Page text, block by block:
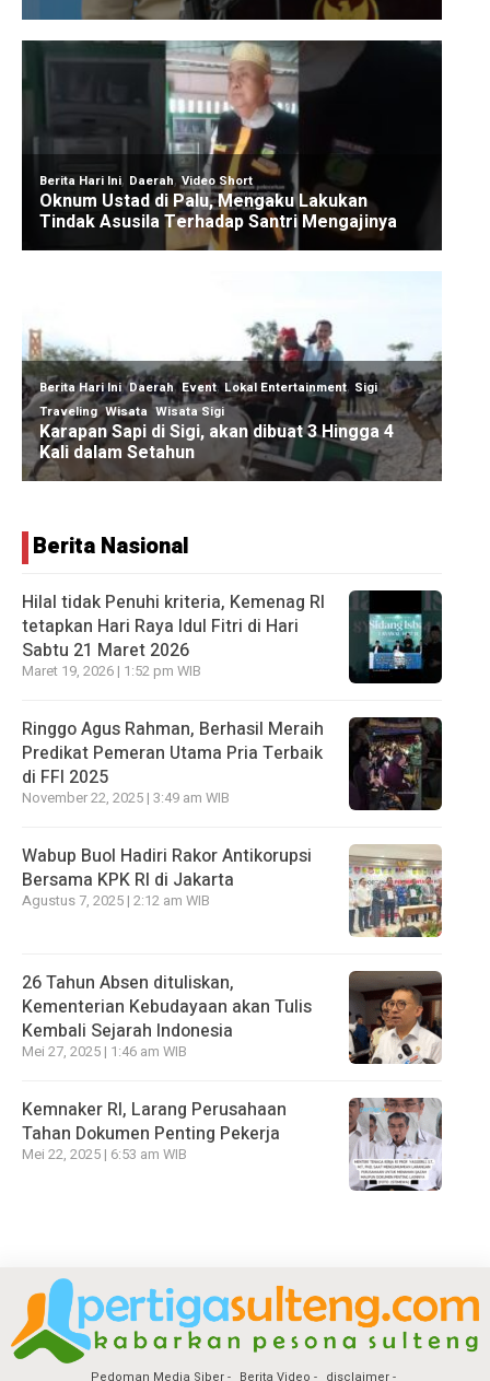
Berita Nasional
Hilal tidak Penuhi kriteria, Kemenag RI
tetapkan Hari Raya Idul Fitri di Hari
Sabtu 21 Maret 2026
Maret 19, 2026 | 1:52 pm WIB
Ringgo Agus Rahman, Berhasil Meraih
Predikat Pemeran Utama Pria Terbaik
di FFI 2025
November 22, 2025 | 3:49 am WIB
Wabup Buol Hadiri Rakor Antikorupsi
Bersama KPK RI di Jakarta
Agustus 7, 2025 | 2:12 am WIB
26 Tahun Absen dituliskan,
Kementerian Kebudayaan akan Tulis
Kembali Sejarah Indonesia
Mei 27, 2025 | 1:46 am WIB
Kemnaker RI, Larang Perusahaan
Tahan Dokumen Penting Pekerja
Mei 22, 2025 | 6:53 am WIB